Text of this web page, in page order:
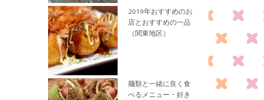
2019年おすすめのお
店とおすすめの一品
（関東地区）
麺類と一緒に良く食
べるメニュー・好き